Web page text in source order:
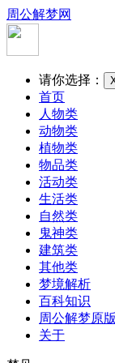
周公解梦网
请你选择：
首页
人物类
动物类
植物类
物品类
活动类
生活类
自然类
鬼神类
建筑类
其他类
梦境解析
百科知识
周公解梦原版
关于